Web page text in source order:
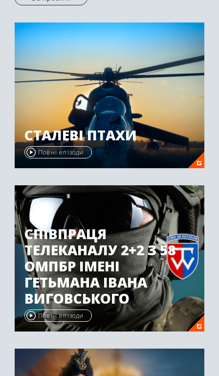
СТАЛЕВІ ПТАХИ
Повні епізоди
СПІВПРАЦЯ
ТЕЛЕКАНАЛУ 2+2 З 58
ОМПБР ІМЕНІ
ГЕТЬМАНА ІВАНА
ВИГОВСЬКОГО
Повні епізоди